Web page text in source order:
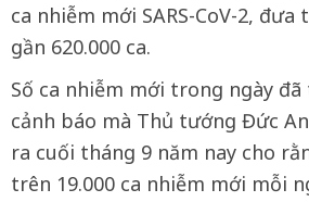
ca nhiễm mới SARS-CoV-2,
gần 620.000 ca.
Số ca nhiễm mới trong ngày
cảnh báo mà Thủ tướng Đức
ra cuối tháng 9 năm nay cho
trên 19.000 ca nhiễm mới mỗi